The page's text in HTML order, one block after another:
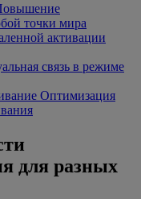
точки мира
активации
связь в режиме
Оптимизация
для разных